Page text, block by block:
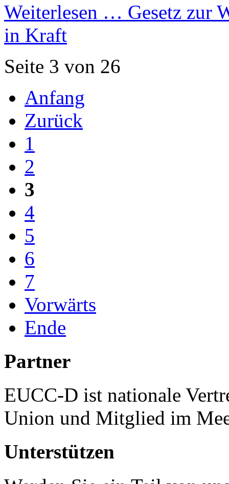
Weiterlesen … Gesetz zur
in Kraft
Seite 3 von 26
Anfang
Zurück
1
2
3
4
5
6
7
Vorwärts
Ende
Partner
EUCC-D ist nationale
Union und Mitglied im
Unterstützen